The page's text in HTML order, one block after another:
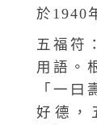
於1940
五福符
用語。
「一
好德，